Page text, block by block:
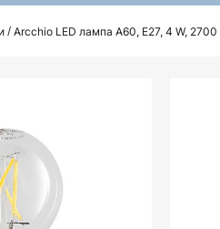
Arcchio LED лампа A60, E27, 4 W,